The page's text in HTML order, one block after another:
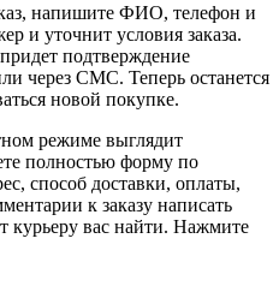
напишите ФИО, телефон и
и уточнит условия заказа.
подтверждение
через СМС. Теперь останется
новой покупке.
режиме выглядит
полностью форму по
способ доставки, оплаты,
к заказу написать
курьеру вас найти. Нажмите